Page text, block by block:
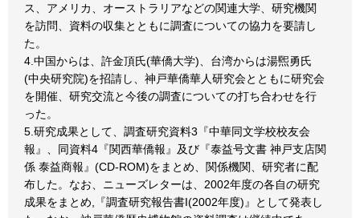
ス、アメリカ、オーストラリアなどの関連大学、研究機関
を訪問、資料の収集とともに調査についての協力を要請し
た。
4.中国からは、許金頂氏(華僑大学)、台湾からは湯煕勇氏
(中央研究院)を招請し、神戸華僑華人研究会とともに研究会
を開催、研究交流と今後の調査についての打ち合わせを行
った。
5.研究成果として、調査研究資料3『中華同文学校校友会
報』、同資料4『関西華僑報』及び『泰益号文書 神戸支店関
係 泰益商報』(CD-ROM)をまとめ、関係機関、研究者に配
布した。なお、ニューズレターは、2002年度の各自の研究
成果をまとめ,『調査研究報告書I(2002年度)』として発表し